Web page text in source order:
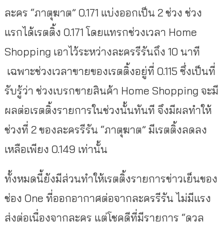
ละคร “ภาตุฆาต” 0.171 แบ่งออกเป็น 2 ช่วง ช่วง
แรกได้เรตติ้ง 0.171 โดยแทรกช่วงเวลา Home
Shopping เอาไว้ระหว่างละครรีรันถึง 10 นาที
เฉพาะช่วงเวลาขายของเรตติ้งอยู่ที่ 0.115 ซึ่งเป็นที่
รับรู้ว่า ช่วงเบรกขายสินค้า Home Shopping จะมี
ผลต่อเรตติ้งรายการในช่วงนั้นทันที จึงมีผลทำให้
ช่วงที่ 2 ของละครรีรัน “ภาตุฆาต” มีเรตติ้งลดลง
เหลือเพียง 0.149 เท่านั้น
ทั้งหมดนี้ยังมีส่วนทำให้เรตติ้งรายการข่าวเย็นของ
ช่อง One ที่ออกอากาศต่อจากละครรีรัน ไม่มีแรง
ส่งต่อเนื่องจากละคร แต่โชคดีที่มีรายการ “ดวล